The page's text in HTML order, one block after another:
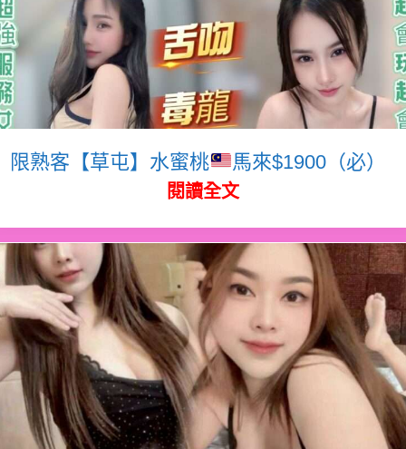
限熟客【草屯】水蜜桃 馬來$1900（必）
閱讀全文